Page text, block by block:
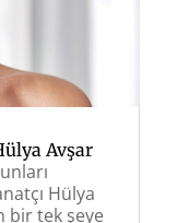
Avşar
Hülya
bir tek şeye